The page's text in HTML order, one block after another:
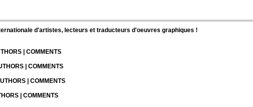
d'artistes, lecteurs et traducteurs d'oeuvres graphiques !
| COMMENTS
| COMMENTS
| COMMENTS
| COMMENTS